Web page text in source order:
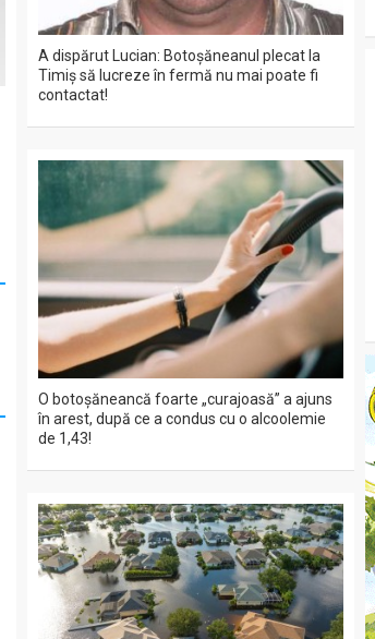
A dispărut Lucian: Botoșăneanul plecat la
Timiș să lucreze în fermă nu mai poate fi
contactat!
O botoșăneancă foarte „curajoasă” a ajuns
în arest, după ce a condus cu o alcoolemie
de 1,43!